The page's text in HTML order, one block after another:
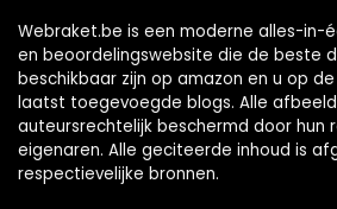
Webraket.be is een moderne alles-in-
en beoordelingswebsite die de beste
beschikbaar zijn op amazon en u op
laatst toegevoegde blogs. Alle
auteursrechtelijk beschermd door hun
eigenaren. Alle geciteerde inhoud is
respectievelijke bronnen.